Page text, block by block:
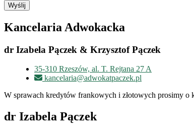
Wyślij
Kancelaria Adwokacka
dr Izabela Pączek & Krzysztof Pączek
35-310 Rzeszów, al. T. Rejtana 27 A
kancelaria@adwokatpaczek.pl
W sprawach kredytów frankowych i złotowych prosimy o
dr Izabela Pączek